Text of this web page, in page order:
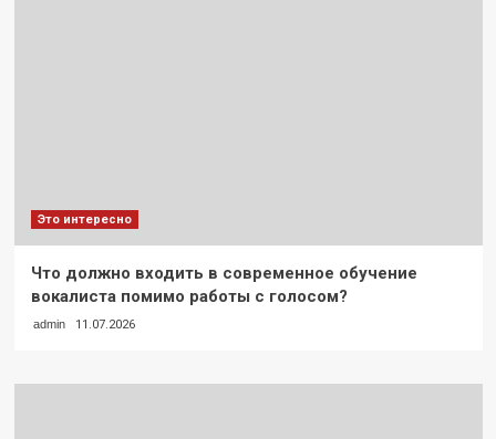
Это интересно
Что должно входить в современное обучение
вокалиста помимо работы с голосом?
admin 11.07.2026